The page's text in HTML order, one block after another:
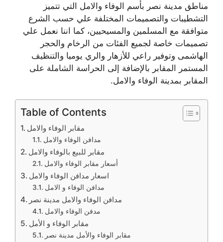
مناطق مدينة نصر بأسم الوفاء والامل التي تتميز
التشطيبات والتصميمات المختلفة علي حسب الشرع
متوافقة مع المسلمين والمسيحيين، كما اننا نعمل علي
تصميمات خاصة لجميع الفئات من الرخام والحجر
الهاشمى وتوفير راعي للأزهار والري يوميا والتنظيف
المستمر المقابر بالإضافة إلى الحراسة الشاملة على
المقابر بمدينة الوفاء والامل.
Table of Contents
مقابر الوفاء والامل
مدافن الوفاء والامل
مقابر للبيع بالوفاء والامل
أسعار مقابر الوفاء والامل
اسعار مدافن الوفاء والامل
مدافن الوفاء و الامل
مدافن الوفاء والامل مدينة نصر
مدفن الوفاء والامل
مقابر الوفاء و الأمل
مقابر الوفاء والأمل مدينة نصر